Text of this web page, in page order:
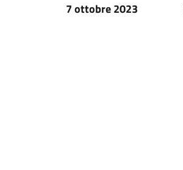
7 ottobre 2023